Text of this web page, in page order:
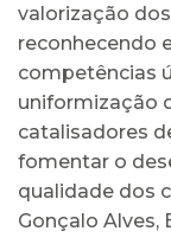
valorização
reconhecendo
competências
uniformização
catalisadores
fomentar o
qualidade dos
Gonçalo Alves,